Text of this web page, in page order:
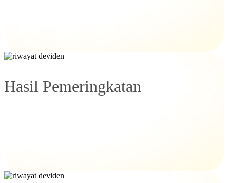
Hasil Pemeringkatan